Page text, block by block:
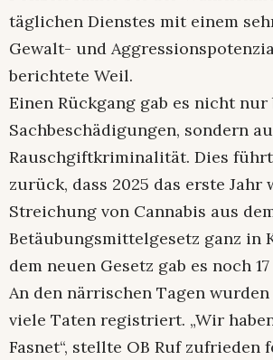
täglichen Dienstes mit einem
Gewalt- und
berichtete Weil.
Einen Rückgang gab es nicht nur
Sachbeschädigungen, sondern
Rauschgiftkriminalität. Dies
zurück, dass 2025 das erste Jahr
Streichung von Cannabis aus
Betäubungsmittelgesetz ganz in
dem neuen Gesetz gab es noch
An den närrischen Tagen
viele Taten registriert. „Wir
Fasnet“, stellte OB Ruf zufrieden